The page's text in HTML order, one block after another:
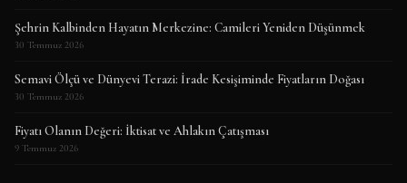
Şehrin Kalbinden Hayatın Merkezine: Camileri Yeniden Düşünmek
30 Temmuz 2026
Semavi Ölçü ve Dünyevi Terazi: İrade Kesişiminde Fiyatların Doğası
30 Temmuz 2026
Fiyatı Olanın Değeri: İktisat ve Ahlakın Çatışması
9 Temmuz 2026